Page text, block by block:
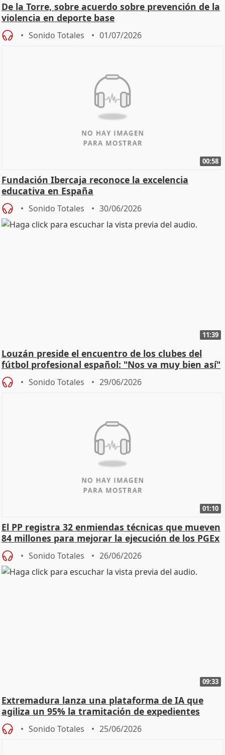
De la Torre, sobre acuerdo sobre prevención de la
violencia en deporte base
Sonido Totales 01/07/2026
00:58
Fundación Ibercaja reconoce la excelencia
educativa en España
Sonido Totales 30/06/2026
11:39
Louzán preside el encuentro de los clubes del
fútbol profesional español: "Nos va muy bien así"
Sonido Totales 29/06/2026
01:10
El PP registra 32 enmiendas técnicas que mueven
84 millones para mejorar la ejecución de los PGEx
Sonido Totales 26/06/2026
09:33
Extremadura lanza una plataforma de IA que
agiliza un 95% la tramitación de expedientes
Sonido Totales 25/06/2026